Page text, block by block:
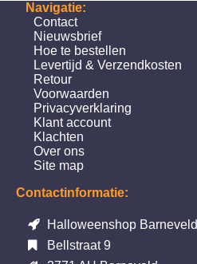
Navigatie:
Contact
Nieuwsbrief
Hoe te bestellen
Levertijd & Verzendkosten
Retour
Voorwaarden
Privacyverklaring
Klant account
Klachten
Over ons
Site map
Contactinformatie:
Halloweenshop Barneveld
Bellstraat 9